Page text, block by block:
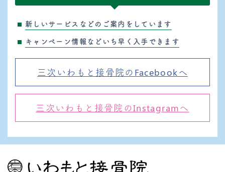
新しいサービスなどのご案内をしています
キャンペーン情報などいち早く入手できます
三次いわもと接骨院のFacebookへ
三次いわもと接骨院のInstagramへ